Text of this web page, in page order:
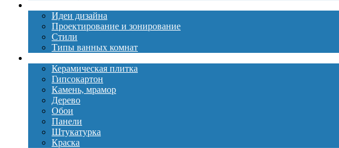
Идеи дизайна
Проектирование и зонирование
Стили
Типы ванных комнат
Керамическая плитка
Гипсокартон
Камень, мрамор
Дерево
Обои
Панели
Штукатурка
Краска